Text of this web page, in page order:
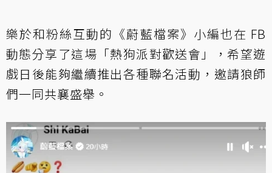
樂於和粉絲互動的《蔚藍檔案》小編也在 FB
動態分享了這場「熱狗派對歡送會」，希望遊
戲日後能夠繼續推出各種聯名活動，邀請狼師
們一同共襄盛舉。